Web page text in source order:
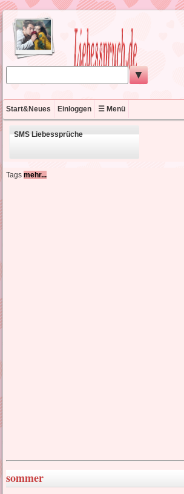
▼
Start&Neues Einloggen ☰ Menü
SMS Liebessprüche
schöne Liebessprüche
Tagsmehr...
sommer